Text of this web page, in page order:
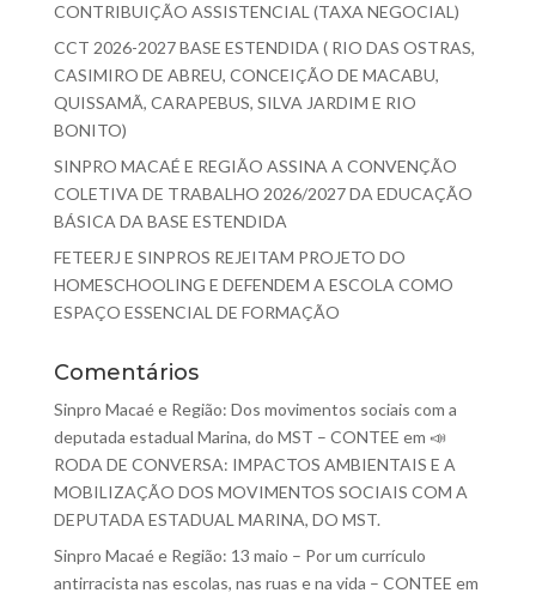
CONTRIBUIÇÃO ASSISTENCIAL (TAXA NEGOCIAL)
CCT 2026-2027 BASE ESTENDIDA ( RIO DAS OSTRAS,
CASIMIRO DE ABREU, CONCEIÇÃO DE MACABU,
QUISSAMÃ, CARAPEBUS, SILVA JARDIM E RIO
BONITO)
SINPRO MACAÉ E REGIÃO ASSINA A CONVENÇÃO
COLETIVA DE TRABALHO 2026/2027 DA EDUCAÇÃO
BÁSICA DA BASE ESTENDIDA
FETEERJ E SINPROS REJEITAM PROJETO DO
HOMESCHOOLING E DEFENDEM A ESCOLA COMO
ESPAÇO ESSENCIAL DE FORMAÇÃO
Comentários
Sinpro Macaé e Região: Dos movimentos sociais com a
deputada estadual Marina, do MST – CONTEE em 📣
RODA DE CONVERSA: IMPACTOS AMBIENTAIS E A
MOBILIZAÇÃO DOS MOVIMENTOS SOCIAIS COM A
DEPUTADA ESTADUAL MARINA, DO MST.
Sinpro Macaé e Região: 13 maio – Por um currículo
antirracista nas escolas, nas ruas e na vida – CONTEE em